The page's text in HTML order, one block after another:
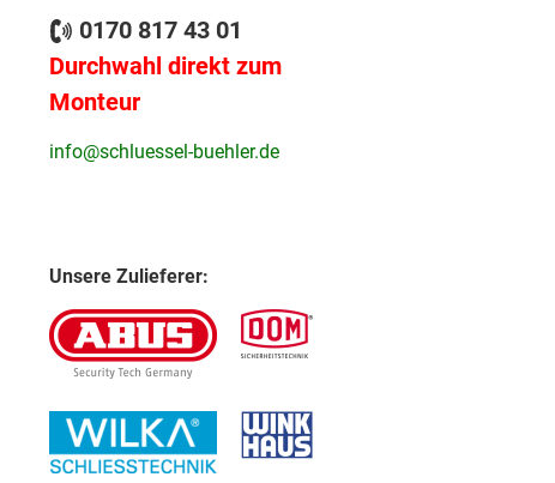
0170 817 43 01
Durchwahl direkt zum
Monteur
info@schluessel-buehler.de
Unsere Zulieferer: